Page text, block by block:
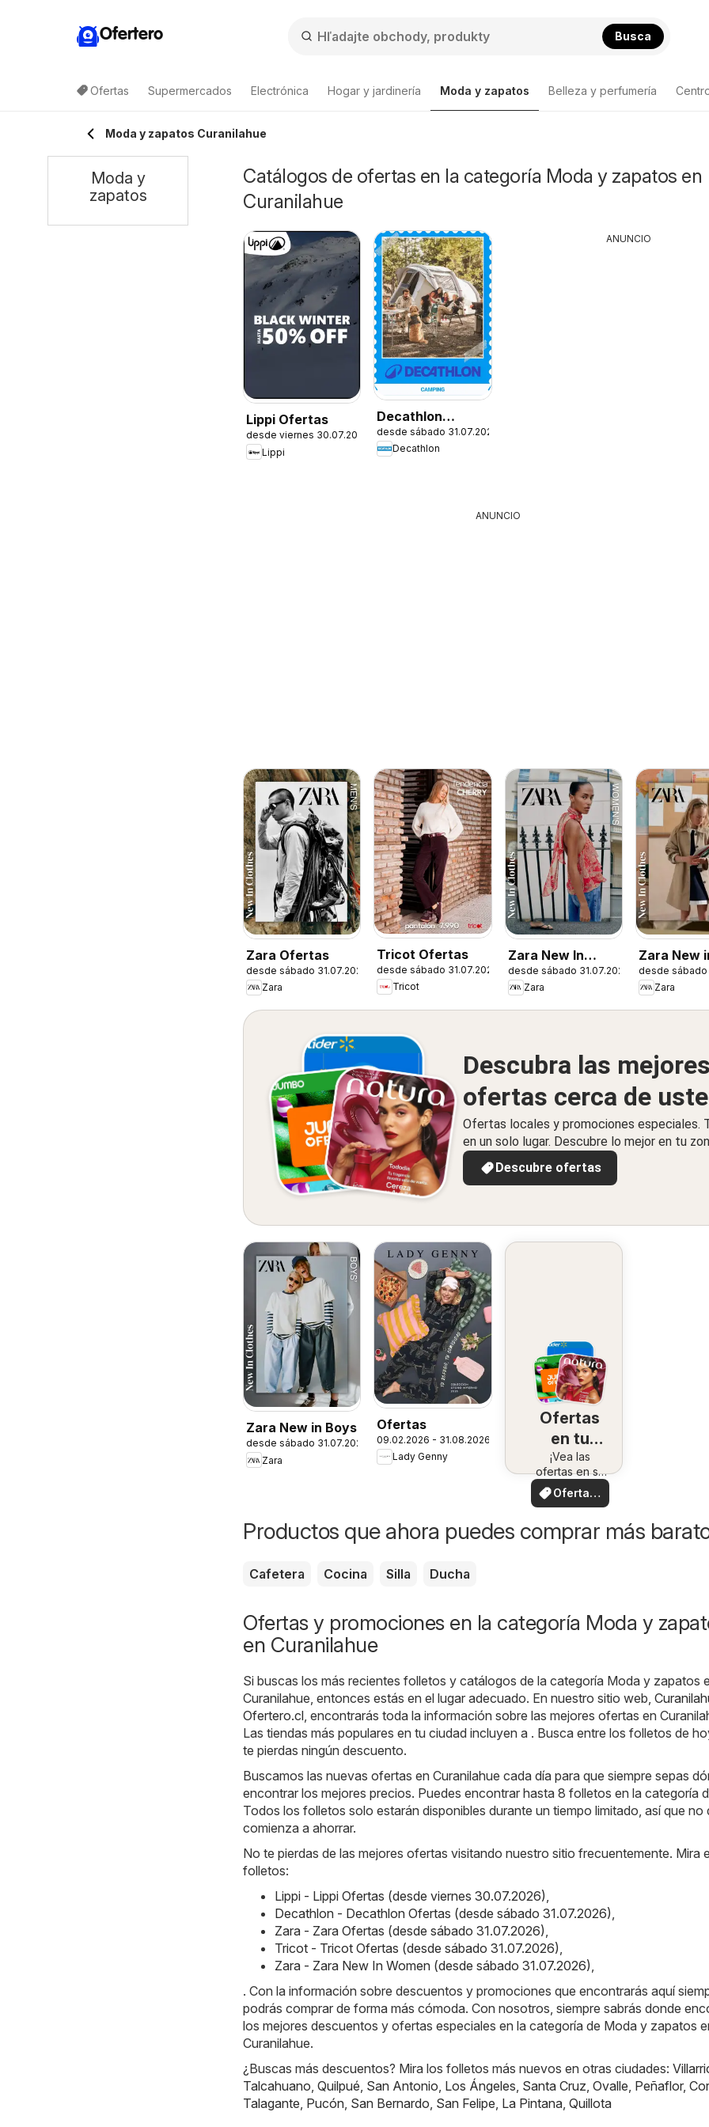
Ofertero Busca
Ofertas Supermercados Electrónica Hogar y jardinería Moda y zapatos Belleza y perfumería
Moda y zapatos Curanilahue
Catálogos de ofertas en la categoría Moda y zapatos en
Curanilahue
Lippi Ofertas
desde viernes 30.07.2026
Lippi
Decathlon
Ofertas
desde sábado 31.07.2026
Decathlon
ANUNCIO
ANUNCIO
Zara Ofertas
desde sábado 31.07.2026
Zara
Tricot Ofertas
desde sábado 31.07.2026
Tricot
Zara New In
Women
desde sábado 31.07.2026
Zara
Zara New
desde sábado
Zara
Descubra las mejores
ofertas cerca de
Ofertas locales y promociones especiales.
en un solo lugar. Descubre lo mejor en tu
Descubre ofertas
Zara New in Boys
desde sábado 31.07.2026
Zara
Ofertas
09.02.2026 - 31.08.2026
Lady Genny
Ofertas
en tu
zona
¡Vea las
ofertas en su
zona!
Ofertas
locales
Productos que ahora puedes comprar más
Cafetera Cocina Silla Ducha
Ofertas y promociones en la categoría Moda y
en Curanilahue
Si buscas los más recientes folletos y catálogos de la categoría Moda y zapatos
Curanilahue, entonces estás en el lugar adecuado. En nuestro sitio web,
Ofertero.cl, encontrarás toda la información sobre las mejores ofertas en
Las tiendas más populares en tu ciudad incluyen a . Busca entre los folletos de
te pierdas ningún descuento.
Buscamos las nuevas ofertas en Curanilahue cada día para que siempre sepas
encontrar los mejores precios. Puedes encontrar hasta 8 folletos en la categoría
Todos los folletos solo estarán disponibles durante un tiempo limitado, así que no
comienza a ahorrar.
No te pierdas de las mejores ofertas visitando nuestro sitio frecuentemente. Mira
folletos:
Lippi - Lippi Ofertas (desde viernes 30.07.2026),
Decathlon - Decathlon Ofertas (desde sábado 31.07.2026),
Zara - Zara Ofertas (desde sábado 31.07.2026),
Tricot - Tricot Ofertas (desde sábado 31.07.2026),
Zara - Zara New In Women (desde sábado 31.07.2026),
. Con la información sobre descuentos y promociones que encontrarás aquí
podrás comprar de forma más cómoda. Con nosotros, siempre sabrás donde
los mejores descuentos y ofertas especiales en la categoría de Moda y zapatos
Curanilahue.
¿Buscas más descuentos? Mira los folletos más nuevos en otras ciudades:
Talcahuano, Quilpué, San Antonio, Los Ángeles, Santa Cruz, Ovalle, Peñaflor,
Talagante, Pucón, San Bernardo, San Felipe, La Pintana, Quillota
Moda y
zapatos